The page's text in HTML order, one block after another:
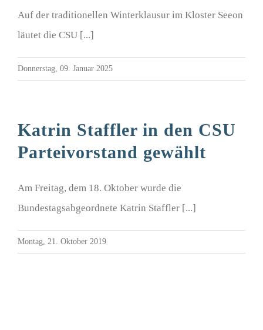
Auf der traditionellen Winterklausur im Kloster Seeon
läutet die CSU [...]
Donnerstag, 09. Januar 2025
Katrin Staffler in den CSU
Parteivorstand gewählt
Am Freitag, dem 18. Oktober wurde die
Bundestagsabgeordnete Katrin Staffler [...]
Montag, 21. Oktober 2019